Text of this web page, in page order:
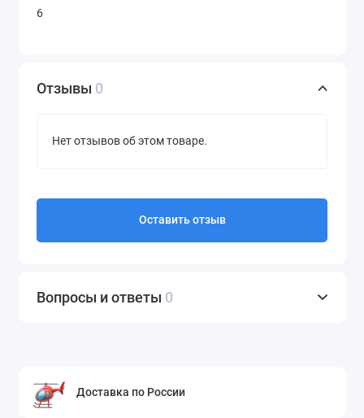
6
Отзывы 0
Нет отзывов об этом товаре.
Оставить отзыв
Вопросы и ответы 0
Доставка по России